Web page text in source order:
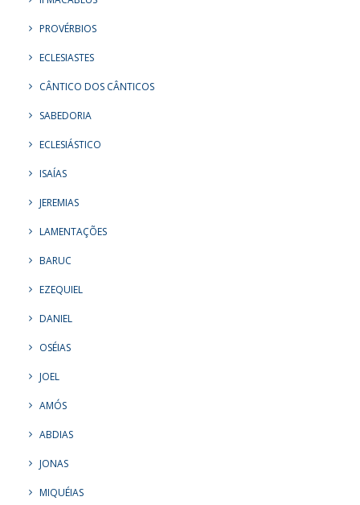
PROVÉRBIOS
ECLESIASTES
CÂNTICO DOS CÂNTICOS
SABEDORIA
ECLESIÁSTICO
ISAÍAS
JEREMIAS
LAMENTAÇÕES
BARUC
EZEQUIEL
DANIEL
OSÉIAS
JOEL
AMÓS
ABDIAS
JONAS
MIQUÉIAS